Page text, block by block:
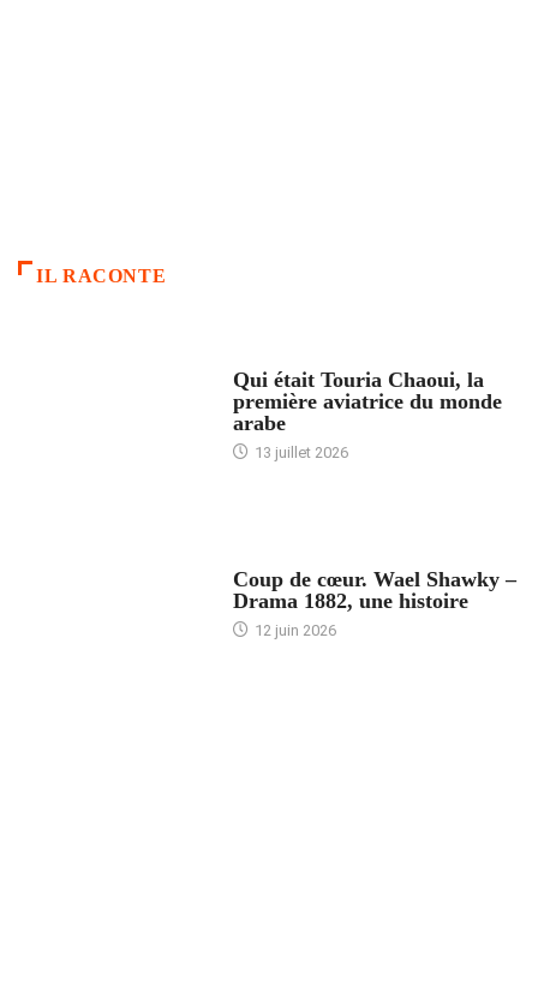
IL RACONTE
Qui était Touria Chaoui, la
première aviatrice du monde
arabe
13 juillet 2026
Coup de cœur. Wael Shawky –
Drama 1882, une histoire
12 juin 2026